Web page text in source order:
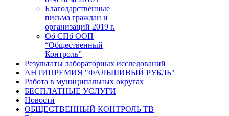
Благодарственные
письма граждан и
организаций 2019 г.
Об СПб ООП
“Общественный
Контроль”
Результаты лабораторных исследований
АНТИПРЕМИЯ "ФАЛЬШИВЫЙ РУБЛЬ"
Работа в муниципальных округах
БЕСПЛАТНЫЕ УСЛУГИ
Новости
ОБЩЕСТВЕННЫЙ КОНТРОЛЬ ТВ